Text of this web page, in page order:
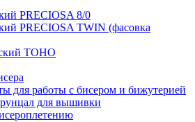
PRECIOSA 8/0
PRECIOSA TWIN (фасовка
TOHO
для работы с бисером и бижутерией
для вышивки